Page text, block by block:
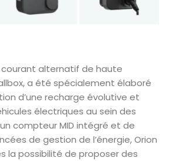
courant alternatif de haute
a été spécialement élaboré
d’une recharge évolutive et
électriques au sein des
compteur MID intégré et de
de gestion de l’énergie, Orion
la possibilité de proposer des